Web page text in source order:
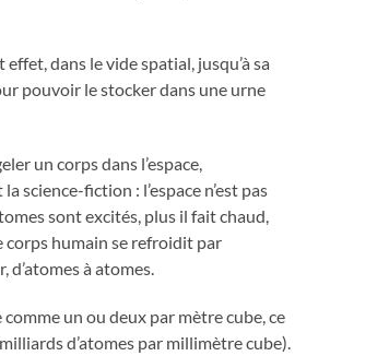
dans le vide spatial, jusqu’à sa
pouvoir le stocker dans une urne
un corps dans l’espace,
science-fiction : l’espace n’est pas
sont excités, plus il fait chaud,
corps humain se refroidit par
d’atomes à atomes.
comme un ou deux par mètre cube, ce
d’atomes par millimètre cube).